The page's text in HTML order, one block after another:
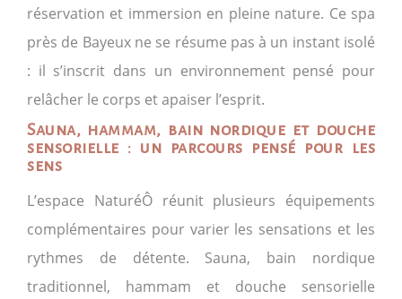
réservation et immersion en pleine nature. Ce spa
près de Bayeux ne se résume pas à un instant isolé
: il s’inscrit dans un environnement pensé pour
relâcher le corps et apaiser l’esprit.
Sauna, hammam, bain nordique et douche
sensorielle : un parcours pensé pour les
sens
L’espace NaturéÔ réunit plusieurs équipements
complémentaires pour varier les sensations et les
rythmes de détente. Sauna, bain nordique
traditionnel, hammam et douche sensorielle